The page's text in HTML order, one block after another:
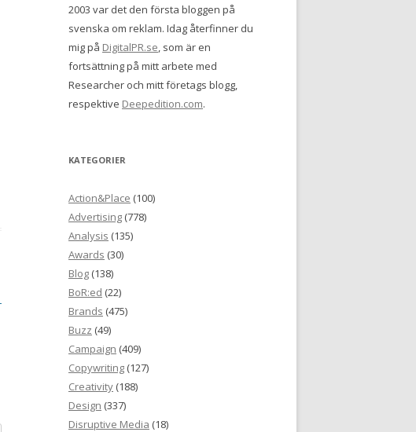
2003 var det den första bloggen på
svenska om reklam. Idag återfinner du
mig på DigitalPR.se, som är en
fortsättning på mitt arbete med
Researcher och mitt företags blogg,
respektive Deepedition.com.
KATEGORIER
Action&Place (100)
Advertising (778)
Analysis (135)
Awards (30)
Blog (138)
BoR:ed (22)
Brands (475)
Buzz (49)
Campaign (409)
Copywriting (127)
Creativity (188)
Design (337)
Disruptive Media (18)